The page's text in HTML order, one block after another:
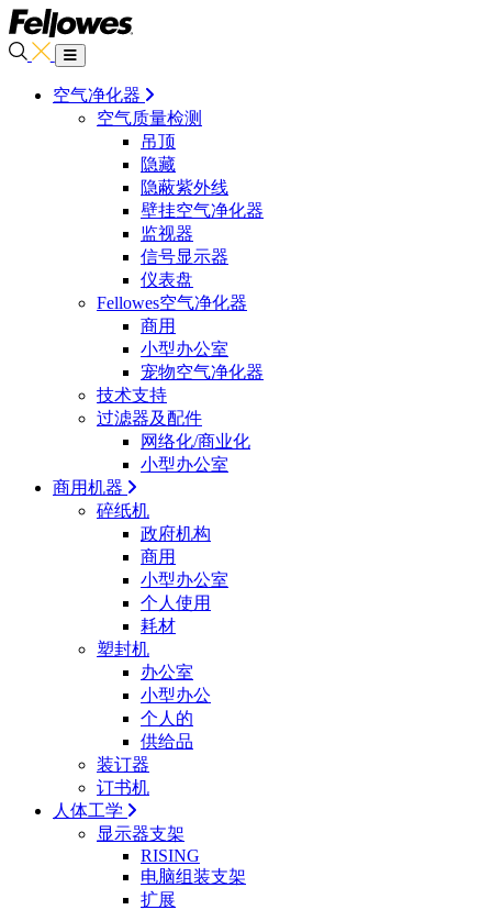
空气净化器
空气质量检测
吊顶
隐藏
隐蔽紫外线
壁挂空气净化器
监视器
信号显示器
仪表盘
Fellowes空气净化器
商用
小型办公室
宠物空气净化器
技术支持
过滤器及配件
网络化/商业化
小型办公室
商用机器
碎纸机
政府机构
商用
小型办公室
个人使用
耗材
塑封机
办公室
小型办公
个人的
供给品
装订器
订书机
人体工学
显示器支架
RISING
电脑组装支架
扩展